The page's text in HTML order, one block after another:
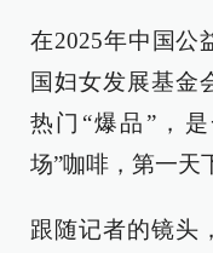
在2025年中国公
国妇女发展基金
热门“爆品”，
场”咖啡，第一天
跟随记者的镜头